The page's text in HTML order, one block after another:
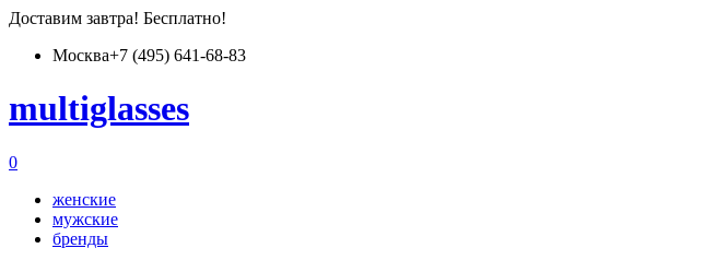
Доставим завтра! Бесплатно!
Москва+7 (495) 641-68-83
multiglasses
0
женские
мужские
бренды